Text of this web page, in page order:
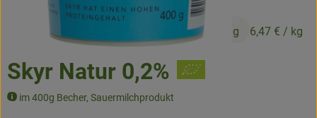
Getränke
Gutscheine & Geschenkideen
So geht's
Skyr Natur 0,2%
im 400g Becher, Sauermilchprodukt
2,59 €/ 400 g 6,47 € / kg